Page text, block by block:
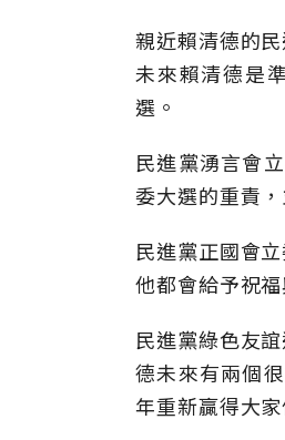
親近賴清德的
未來賴清德是
選。
民進黨湧言會
委大選的重責
民進黨正國會
他都會給予祝福
民進黨綠色友
德未來有兩個
年重新贏得大家